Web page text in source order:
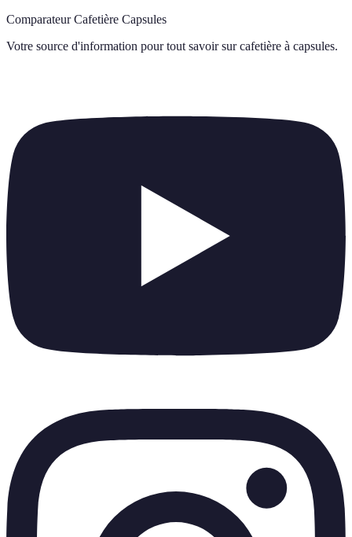
Comparateur Cafetière Capsules
Votre source d'information pour tout savoir sur cafetière à capsules.